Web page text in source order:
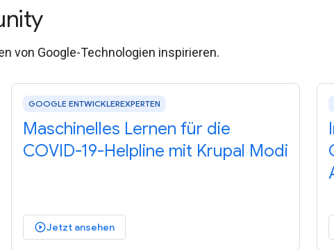
von Google-Technologien inspirieren.
GOOGLE ENTWICKLEREXPERTEN
Maschinelles Lernen für die
COVID-19-Helpline mit Krupal Modi
play_circle_outlinedJetzt ansehen